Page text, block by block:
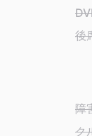
後
障
ク